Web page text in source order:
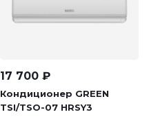
17 700 ₽
Кондиционер GREEN
TSI/TSO-07 HRSY3